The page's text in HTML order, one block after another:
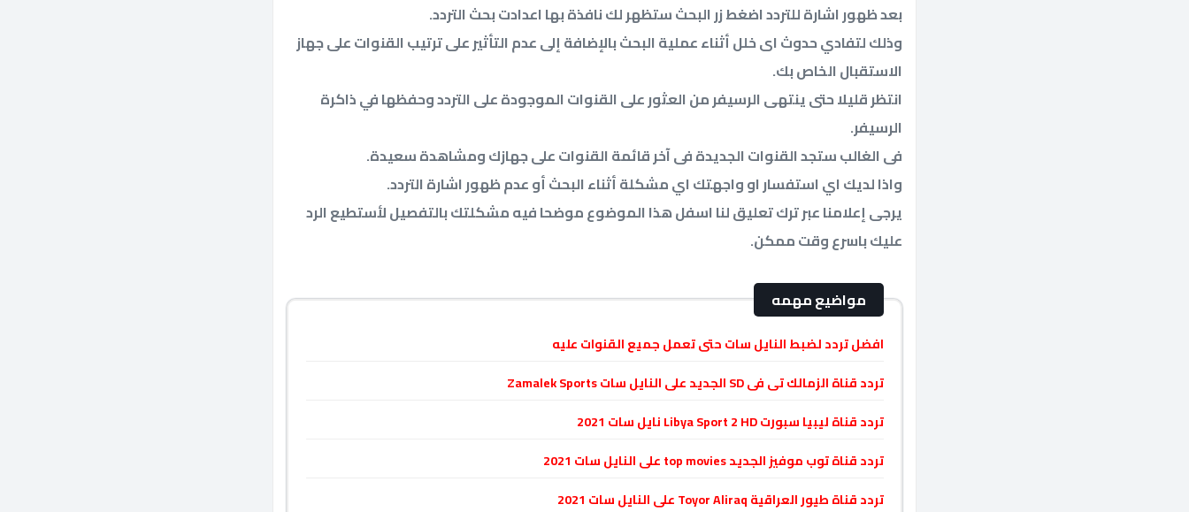
بعد ظهور اشارة للتردد اضغط زر البحث ستظهر لك نافذة بها اعدادت بحث التردد.
وذلك لتفادي حدوث اى خلل أثناء عملية البحث بالإضافة إلى عدم التأثير على ترتيب القنوات على جهاز
الاستقبال الخاص بك.
انتظر قليلا حتى ينتهى الرسيفر من العثور على القنوات الموجودة على التردد وحفظها في ذاكرة
الرسيفر.
فى الغالب ستجد القنوات الجديدة فى آخر قائمة القنوات على جهازك ومشاهدة سعيدة.
واذا لديك اي استفسار او واجهتك اي مشكلة أثناء البحث أو عدم ظهور اشارة التردد.
يرجى إعلامنا عبر ترك تعليق لنا اسفل هذا الموضوع موضحا فيه مشكلتك بالتفصيل لأستطيع الرد
عليك باسرع وقت ممكن.
مواضيع مهمه
افضل تردد لضبط النايل سات حتى تعمل جميع القنوات عليه
تردد قناة الزمالك تى فى ‏SD‎ الجديد على النايل سات ‏Zamalek Sports
تردد قناة ليبيا سبورت Libya Sport 2 HD نايل سات 2021
تردد قناة توب موفيز الجديد top movies على النايل سات 2021
تردد قناة طيور العراقية Toyor Aliraq على النايل سات 2021